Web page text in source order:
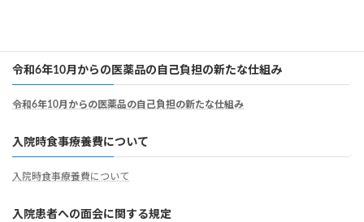
令和6年10月からの医薬品の自己負担の新たな仕組み
令和6年10月からの医薬品の自己負担の新たな仕組み
入院時食事療養費について
入院時食事療養費について
入院患者への面会に関する規定